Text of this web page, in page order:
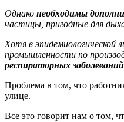
Однако необходимы
частицы, пригодные для
Хотя в эпидемиологической
промышленности по
респираторных заболеваний
Проблема в том, что
улице.
Все это говорит нам о том,